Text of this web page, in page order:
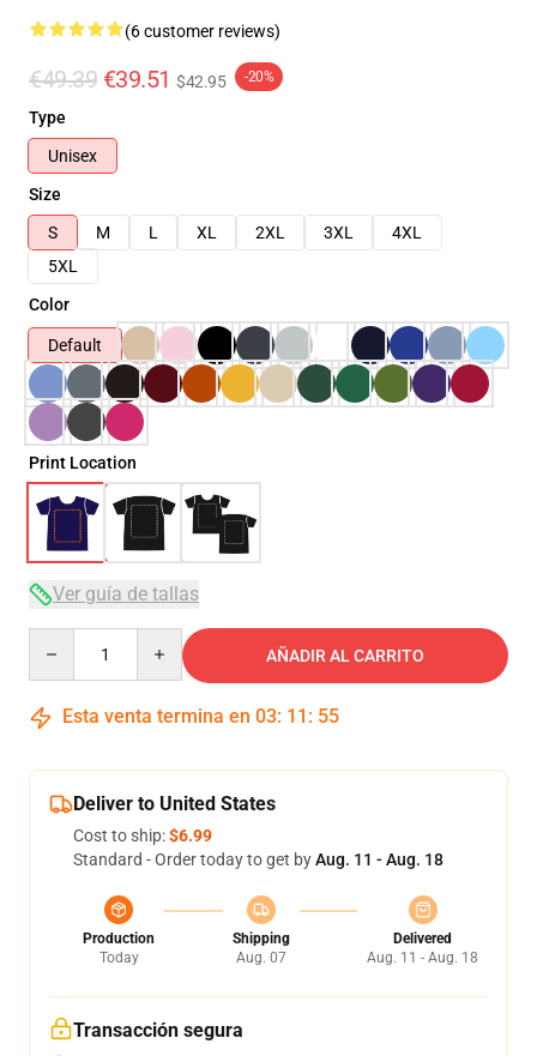
(6 customer reviews)
€49.39 €39.51 $42.95 -20%
Type
Unisex
Size
S
M L XL 2XL 3XL
4XL
5XL
Color
Default
Print Location
Ver guía de tallas
AÑADIR AL CARRITO
Esta venta termina en 03: 11 : 54
Deliver to United States
Cost to ship:$6.99
Standard - Order today to get byAug. 11 - Aug. 18
Production
Today
Shipping
Aug. 07
Delivered
Aug. 11 - Aug. 18
Transacción segura